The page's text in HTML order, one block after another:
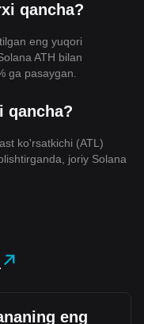
qancha?
eng yuqori
ATH bilan
ga pasaygan.
qancha?
ko'rsatkichi (ATL)
joriy Solana
eng